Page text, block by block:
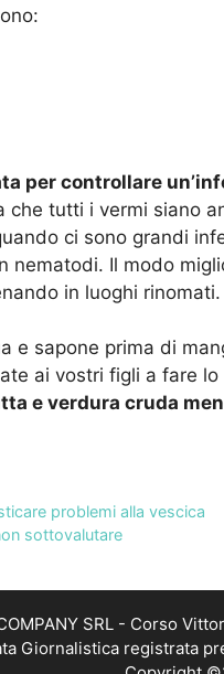
per controllare
che tutti i vermi siano
ci sono grandi
nematodi. Il modo
in luoghi rinomati.
e sapone prima di
ai vostri figli a fare lo
e verdura cruda
problemi alla vescica
sottovalutare
SRL - Corso
Giornalistica registrata